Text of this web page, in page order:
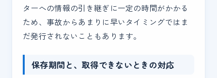
ターへの情報の引き継ぎに一定の時間がかかる
ため、事故からあまりに早いタイミングではま
だ発行されないこともあります。
保存期間と、取得できないときの対応